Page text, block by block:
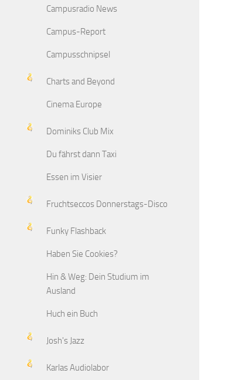
Campusradio News
Campus-Report
Campusschnipsel
Charts and Beyond
Cinema Europe
Dominiks Club Mix
Du fährst dann Taxi
Essen im Visier
Fruchtseccos Donnerstags-Disco
Funky Flashback
Haben Sie Cookies?
Hin & Weg: Dein Studium im
Ausland
Huch ein Buch
Josh's Jazz
Karlas Audiolabor